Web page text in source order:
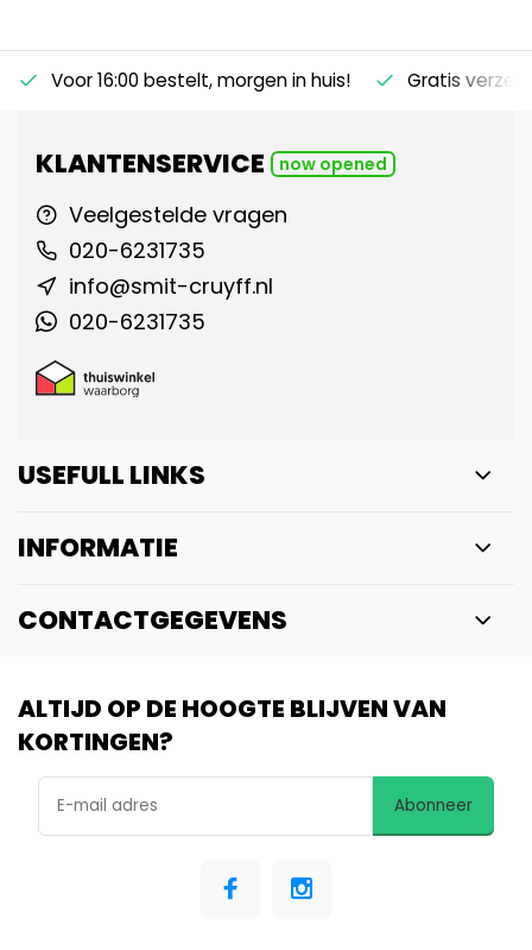
Voor 16:00 bestelt, morgen in huis! Gratis
KLANTENSERVICE now opened
Veelgestelde vragen
020-6231735
info@smit-cruyff.nl
020-6231735
USEFULL LINKS
INFORMATIE
CONTACTGEGEVENS
ALTIJD OP DE HOOGTE BLIJVEN VAN
KORTINGEN?
Abonneer